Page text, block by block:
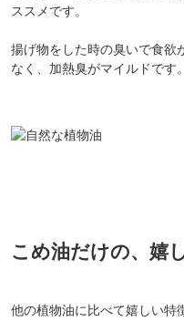
ススメです。
揚げ物をした時の臭いで食欲
なく、加熱臭がマイルドです。
こめ油だけの、嬉
他の植物油に比べて嬉しい特